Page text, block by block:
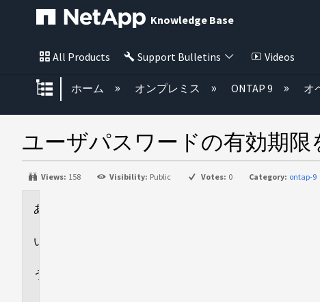
Knowledge Base
All Products Support Bulletins Videos
グローバル階層を展開/折りたたむ
ホーム オンプレミス ONTAP 9 オ
ユーザパスワードの有効期
Views: 158 Visibility: Public Votes: 0 Category: ontap-9